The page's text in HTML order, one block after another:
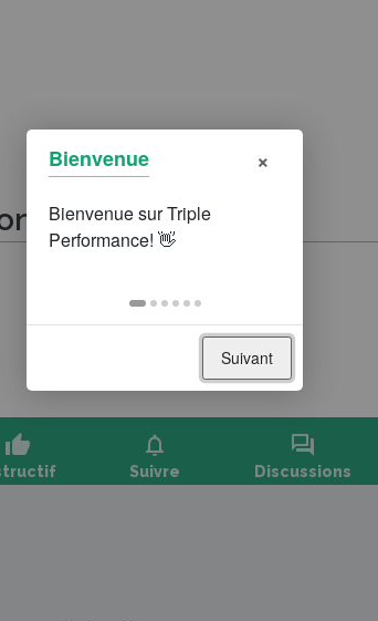
suivantes
thumb_up notifications
Suivre
forum
Discussions
Bienvenue ×
Suivant